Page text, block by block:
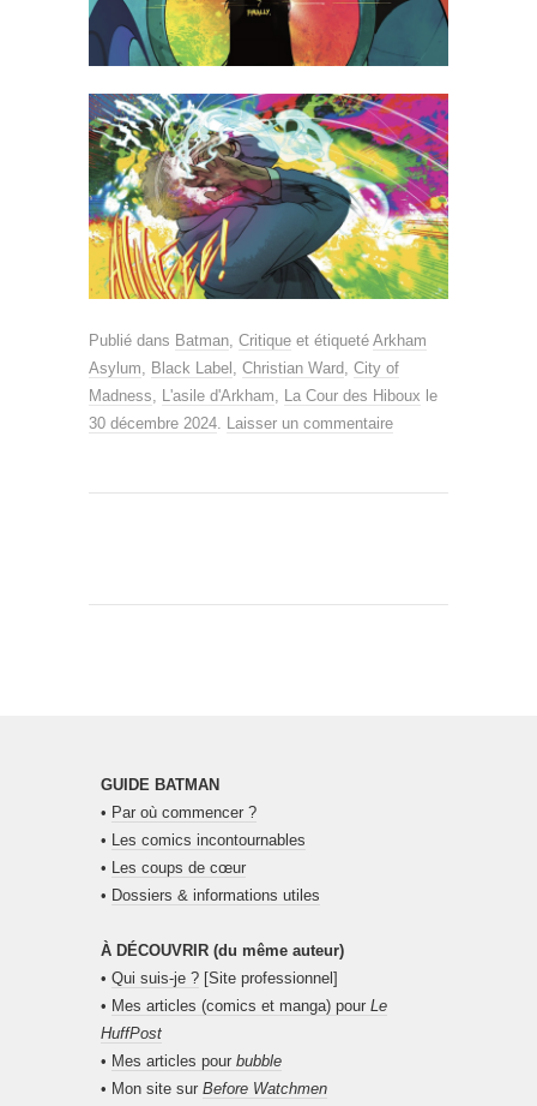
Publié dans Batman, Critique et étiqueté Arkham
Asylum, Black Label , Christian Ward, City of
Madness, L'asile d'Arkham, La Cour des Hiboux le
30 décembre 2024. Laisser un commentaire
GUIDE BATMAN
• Par où commencer ?
• Les comics incontournables
• Les coups de cœur
• Dossiers & informations utiles
À DÉCOUVRIR (du même auteur)
• Qui suis-je ? [Site professionnel]
• Mes articles (comics et manga) pour Le
HuffPost
• Mes articles pour bubble
• Mon site sur Before Watchmen